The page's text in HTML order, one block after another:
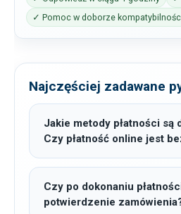
✓ Pomoc w doborze
Najczęściej zadawane
Jakie metody płatności są
Czy płatność online jest
Czy po dokonaniu
potwierdzenie